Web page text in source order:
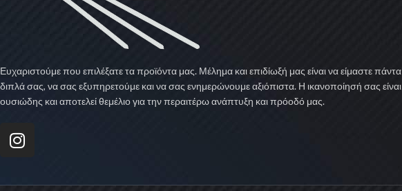
Ευχαριστούμε που επιλέξατε τα προϊόντα μας. Μέλημα και επιδίωξή μας είναι να είμαστε πάντα
διπλά σας, να σας εξυπηρετούμε και να σας ενημερώνουμε αξιόπιστα. Η ικανοποίησή σας είναι
ουσιώδης και αποτελεί θεμέλιο για την περαιτέρω ανάπτυξη και πρόοδό μας.